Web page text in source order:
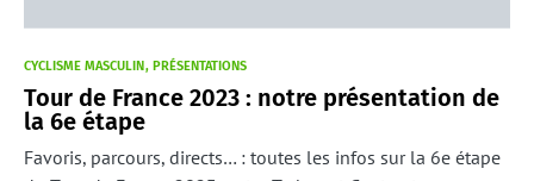
CYCLISME MASCULIN PRÉSENTATIONS
Tour de France 2023 : notre présentation de
la 6e étape
Favoris, parcours, directs… : toutes les infos sur la 6e étape